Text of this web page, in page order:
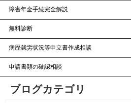
障害年金手続完全解説
無料診断
病歴就労状況等申立書作成相談
申請書類の確認相談
ブログカテゴリ